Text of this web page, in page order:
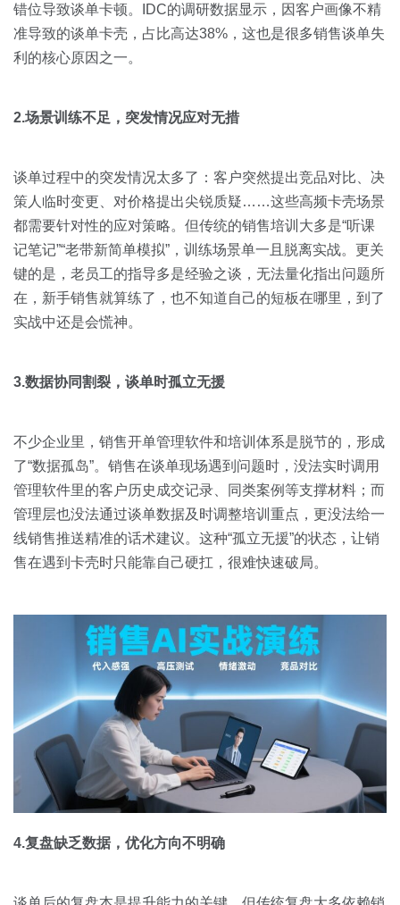
错位导致谈单卡顿。IDC的调研数据显示，因客户画像不精
准导致的谈单卡壳，占比高达38%，这也是很多销售谈单失
利的核心原因之一。
2.场景训练不足，突发情况应对无措
谈单过程中的突发情况太多了：客户突然提出竞品对比、决
策人临时变更、对价格提出尖锐质疑……这些高频卡壳场景
都需要针对性的应对策略。但传统的销售培训大多是“听课
记笔记”“老带新简单模拟”，训练场景单一且脱离实战。更关
键的是，老员工的指导多是经验之谈，无法量化指出问题所
在，新手销售就算练了，也不知道自己的短板在哪里，到了
实战中还是会慌神。
3.数据协同割裂，谈单时孤立无援
不少企业里，销售开单管理软件和培训体系是脱节的，形成
了“数据孤岛”。销售在谈单现场遇到问题时，没法实时调用
管理软件里的客户历史成交记录、同类案例等支撑材料；而
管理层也没法通过谈单数据及时调整培训重点，更没法给一
线销售推送精准的话术建议。这种“孤立无援”的状态，让销
售在遇到卡壳时只能靠自己硬扛，很难快速破局。
4.复盘缺乏数据，优化方向不明确